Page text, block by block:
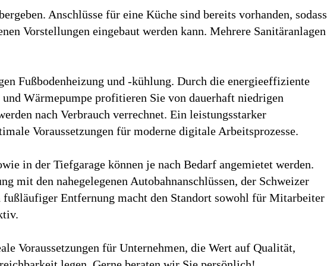
Anschlüsse für eine Küche sind bereits vorhanden, sodass
Vorstellungen eingebaut werden kann. Mehrere Sanitäranlagen
Fußbodenheizung und -kühlung. Durch die energieeffiziente
Wärmepumpe profitieren Sie von dauerhaft niedrigen
nach Verbrauch verrechnet. Ein leistungsstarker
Voraussetzungen für moderne digitale Arbeitsprozesse.
in der Tiefgarage können je nach Bedarf angemietet werden.
mit den nahegelegenen Autobahnanschlüssen, der Schweizer
Entfernung macht den Standort sowohl für Mitarbeiter
Voraussetzungen für Unternehmen, die Wert auf Qualität,